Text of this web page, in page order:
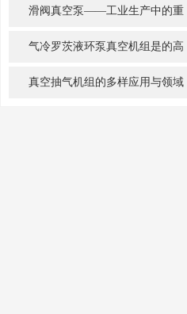
秘运作滑阀真空泵——工业生产中的重
要利器气冷罗茨液环泵真空机组是的高
效可靠的工业应用设备
真空抽气机组的多样应用与领域